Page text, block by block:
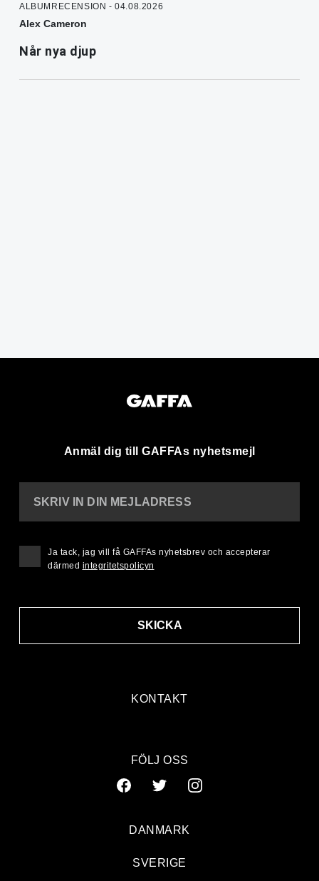
ALBUMRECENSION - 04.08.2026
Alex Cameron
Når nya djup
Anmäl dig till GAFFAs nyhetsmejl
KONTAKT
SKRIV IN DIN MEJLADRESS
SKICKA
Ja tack, jag vill få GAFFAs nyhetsbrev och accepterar
därmed integritetspolicyn
FÖLJ OSS
DANMARK
SVERIGE